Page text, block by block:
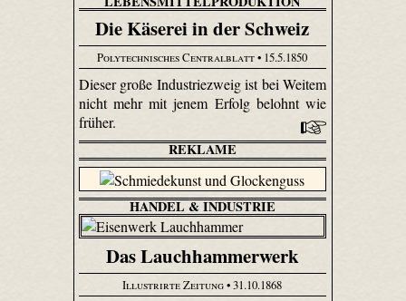
Die Käserei in der Schweiz
Polytechnisches Centralblatt• 15.5.1850
Dieser große Industriezweig ist bei Weitem
nicht mehr mit jenem Erfolg belohnt wie
früher.
REKLAME
HANDEL & INDUSTRIE
Das Lauchhammerwerk
Illustrirte Zeitung• 31.10.1868